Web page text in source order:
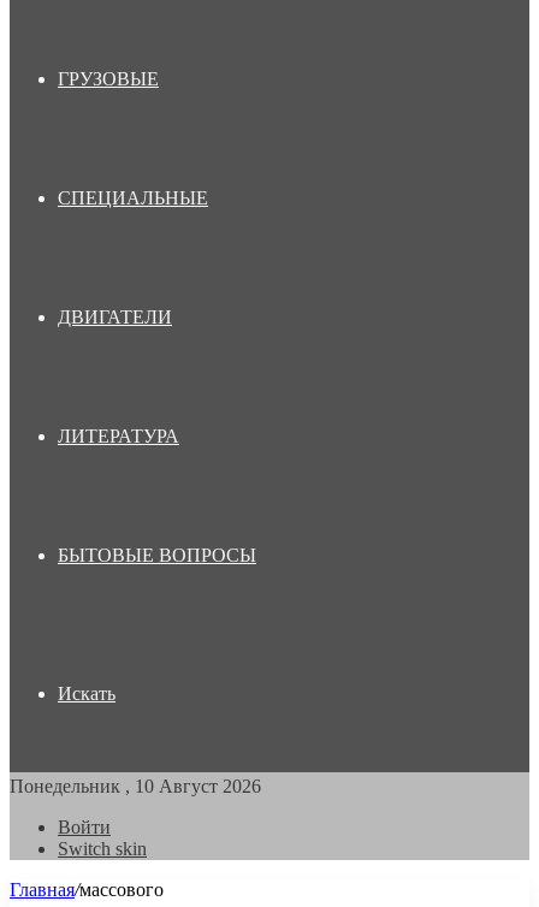
ГРУЗОВЫЕ
СПЕЦИАЛЬНЫЕ
ДВИГАТЕЛИ
ЛИТЕРАТУРА
БЫТОВЫЕ ВОПРОСЫ
Искать
Понедельник , 10 Август 2026
Войти
Switch skin
Главная/массового